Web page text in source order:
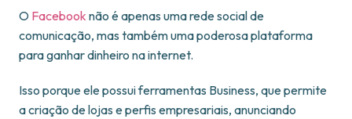
O Facebook não é apenas uma rede social de
comunicação, mas também uma poderosa plataforma
para ganhar dinheiro na internet.
Isso porque ele possui ferramentas Business, que permite
a criação de lojas e perfis empresariais, anunciando